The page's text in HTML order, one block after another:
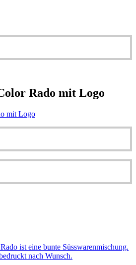
Rado mit Logo
mit Logo